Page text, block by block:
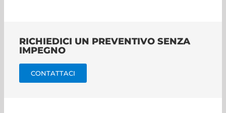
RICHIEDICI UN PREVENTIVO SENZA
IMPEGNO
CONTATTACI